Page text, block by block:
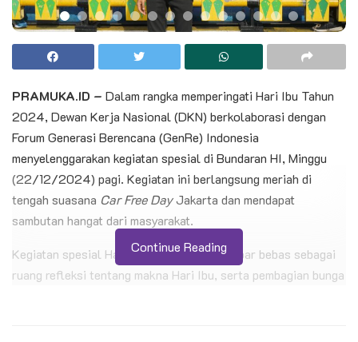
PRAMUKA.ID – Dalam rangka memperingati Hari Ibu Tahun
2024, Dewan Kerja Nasional (DKN) berkolaborasi dengan
Forum Generasi Berencana (GenRe) Indonesia
menyelenggarakan kegiatan spesial di Bundaran HI, Minggu
(22/12/2024) pagi. Kegiatan ini berlangsung meriah di
tengah suasana Car Free DayJakarta dan mendapat
sambutan hangat dari masyarakat.
Kegiatan spesial Hari Ibu diisi dengan mimbar bebas sebagai
ruang refleksi tentang makna Hari Ibu, serta pembagian bunga
Continue Reading